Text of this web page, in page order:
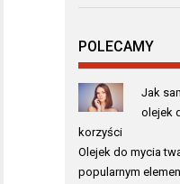
POLECAMY
Jak
olejek
korzyści
Olejek do mycia
popularnym